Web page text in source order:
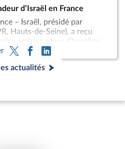
d’Israël en France
– Israël, présidé par
Hauts-de-Seine), a reçu
ambassadeur d’Israël en
actualités